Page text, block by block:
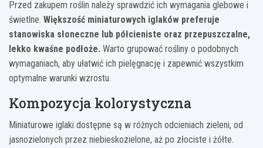
Przed zakupem roślin należy sprawdzić ich wymagania glebowe i
świetlne. Większość miniaturowych iglaków preferuje
stanowiska słoneczne lub półcieniste oraz przepuszczalne,
lekko kwaśne podłoże. Warto grupować rośliny o podobnych
wymaganiach, aby ułatwić ich pielęgnację i zapewnić wszystkim
optymalne warunki wzrostu.
Kompozycja kolorystyczna
Miniaturowe iglaki dostępne są w różnych odcieniach zieleni, od
jasnozielonych przez niebieskozielone, aż po złociste i żółte.